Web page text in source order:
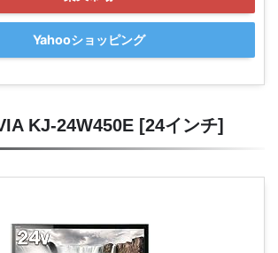
Yahooショッピング
KJ-24W450E [24インチ]